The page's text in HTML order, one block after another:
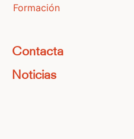
Formación
Contacta
Noticias